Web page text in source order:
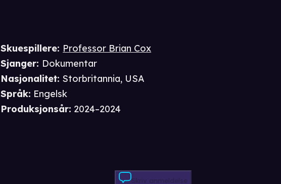
Skriv anmeldelse
Skuespillere: Professor Brian Cox
Sjanger: Dokumentar
Nasjonalitet: Storbritannia, USA
Språk: Engelsk
Produksjonsår: 2024–2024